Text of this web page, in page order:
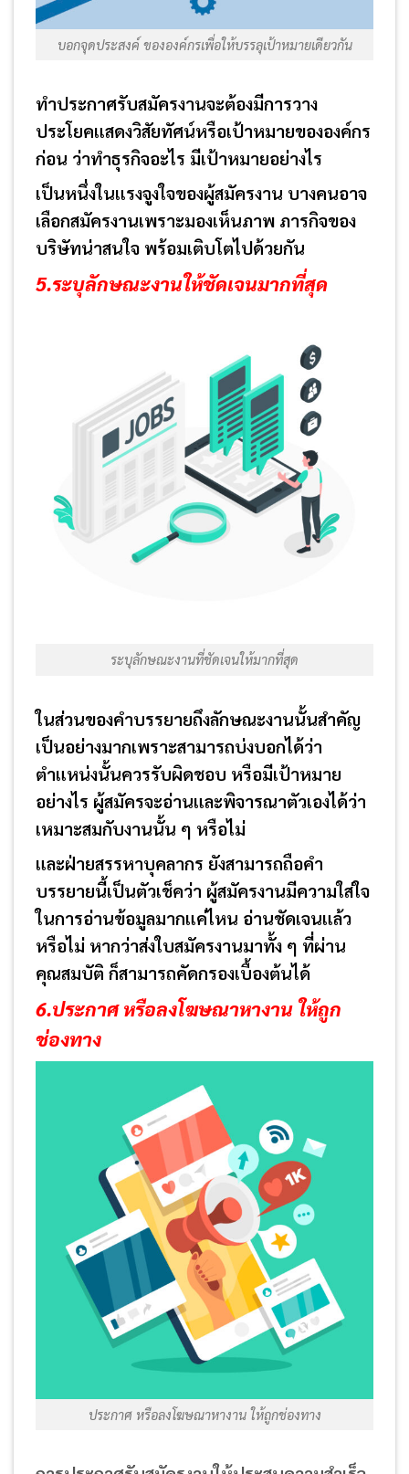
บอกจุดประสงค์ ขององค์กรเพื่อให้บรรลุเป้าหมายเดียวกัน
ทำประกาศรับสมัครงานจะต้องมีการวาง
ประโยคแสดงวิสัยทัศน์หรือเป้าหมายขององค์กร
ก่อน ว่าทำธุรกิจอะไร มีเป้าหมายอย่างไร
เป็นหนึ่งในแรงจูงใจของผู้สมัครงาน บางคนอาจ
เลือกสมัครงานเพราะมองเห็นภาพ ภารกิจของ
บริษัทน่าสนใจ พร้อมเติบโตไปด้วยกัน
5.ระบุลักษณะงานให้ชัดเจนมากที่สุด
ระบุลักษณะงานที่ชัดเจนให้มากที่สุด
ในส่วนของคำบรรยายถึงลักษณะงานนั้นสำคัญ
เป็นอย่างมากเพราะสามารถบ่งบอกได้ว่า
ตำแหน่งนั้นควรรับผิดชอบ หรือมีเป้าหมาย
อย่างไร ผู้สมัครจะอ่านและพิจารณาตัวเองได้ว่า
เหมาะสมกับงานนั้น ๆ หรือไม่
และฝ่ายสรรหาบุคลากร ยังสามารถถือคำ
บรรยายนี้เป็นตัวเช็คว่า ผู้สมัครงานมีความใส่ใจ
ในการอ่านข้อมูลมากแค่ไหน อ่านชัดเจนแล้ว
หรือไม่ หากว่าส่งใบสมัครงานมาทั้ง ๆ ที่ผ่าน
คุณสมบัติ ก็สามารถคัดกรองเบื้องต้นได้
6.ประกาศ หรือลงโฆษณาหางาน ให้ถูก
ช่องทาง
ประกาศ หรือลงโฆษณาหางาน ให้ถูกช่องทาง